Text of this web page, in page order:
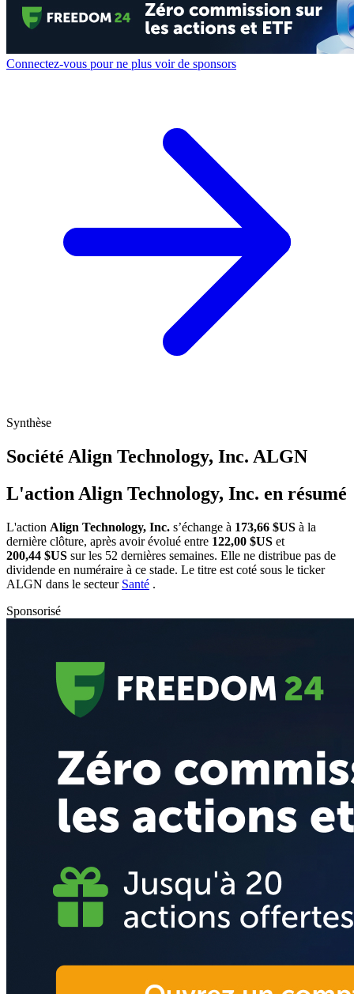
Connectez-vous pour ne plus voir de sponsors
Synthèse
Société Align Technology, Inc. ALGN
L'action Align Technology, Inc. en résumé
L'action Align Technology, Inc. s’échange à 173,66 $US à la
dernière clôture, après avoir évolué entre 122,00 $US et
200,44 $US sur les 52 dernières semaines. Elle ne distribue pas de
dividende en numéraire à ce stade. Le titre est coté sous le ticker
ALGN dans le secteur Santé .
Sponsorisé